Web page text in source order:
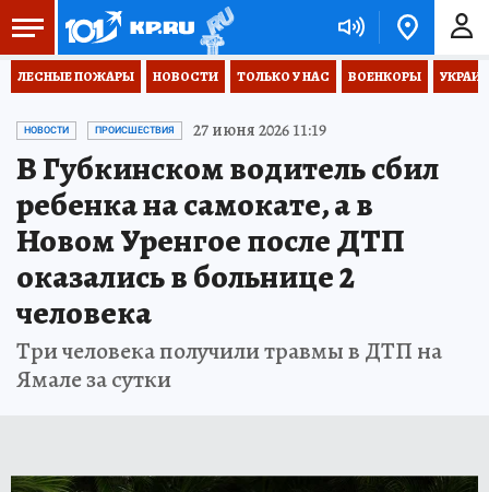
ЛЕСНЫЕ ПОЖАРЫ НОВОСТИ ТОЛЬКО У НАС ВОЕНКОРЫ
НОВОСТИ ПРОИСШЕСТВИЯ 27 июня 2026 11:19
В Губкинском водитель сбил
ребенка на самокате, а в
Новом Уренгое после ДТП
оказались в больнице 2
человека
Три человека получили травмы в ДТП на
Ямале за сутки